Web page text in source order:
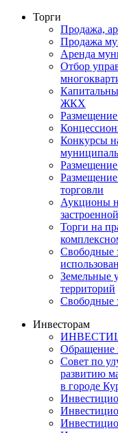
Торги
Продажа,
Продажа
Аренда
Отбор
ЖКХ
Конкурсы
торговли
Аукционы
Торги на
Свободные
Земельные
территорий
Свободные
Инвесторам
Обращение
Совет по
развитию
в городе